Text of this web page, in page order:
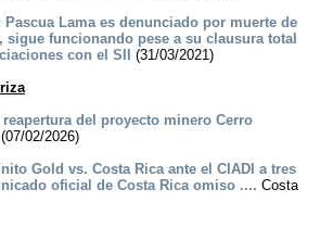
Pascua Lama es denunciado por muerte de
sigue funcionando pese a su clausura total
con el SII
(31/03/2021)
del proyecto minero Cerro
02/2026)
Gold vs. Costa Rica ante el CIADI a tres
oficial de Costa Rica omiso .... Costa